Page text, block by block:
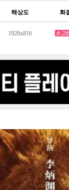
해상도 화
1920x816